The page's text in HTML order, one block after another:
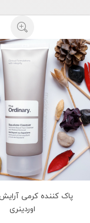
پاک کننده کرمی
اوردینری